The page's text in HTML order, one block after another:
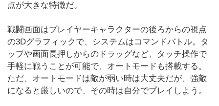
点が大きな特徴だ。
戦闘画面はプレイヤーキャラクターの後ろからの視点
の3Dグラフィックで、システムはコマンドバトル。タ
ップや画面長押しからのドラッグなど、タッチ操作で
手軽に戦うことが可能で、オートモードも搭載する。
ただ、オートモードは敵が弱い時は大丈夫だが、強敵
になると厳しいので、その時は自分でプレイしよう。